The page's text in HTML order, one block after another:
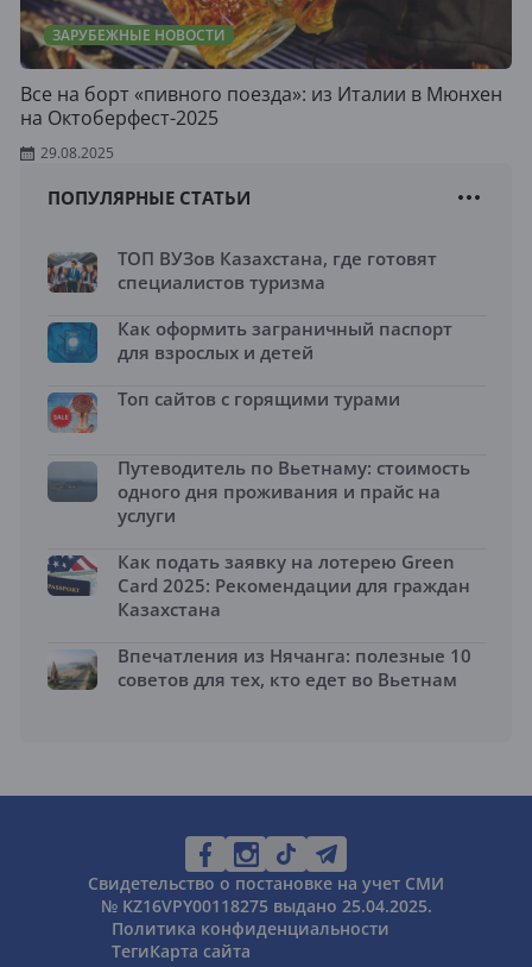
ЗАРУБЕЖНЫЕ НОВОСТИ
Все на борт «пивного поезда»: из Италии в Мюнхен
на Октоберфест-2025
29.08.2025
ПОПУЛЯРНЫЕ СТАТЬИ
ТОП ВУЗов Казахстана, где готовят
специалистов туризма
Как оформить заграничный паспорт
для взрослых и детей
Топ сайтов с горящими турами
Путеводитель по Вьетнаму: стоимость
одного дня проживания и прайс на
услуги
Как подать заявку на лотерею Green
Card 2025: Рекомендации для граждан
Казахстана
Впечатления из Нячанга: полезные 10
советов для тех, кто едет во Вьетнам
Свидетельство о постановке на учет СМИ
№ KZ16VPY00118275 выдано 25.04.2025.
Политика конфиденциальности
ТегиКарта сайта